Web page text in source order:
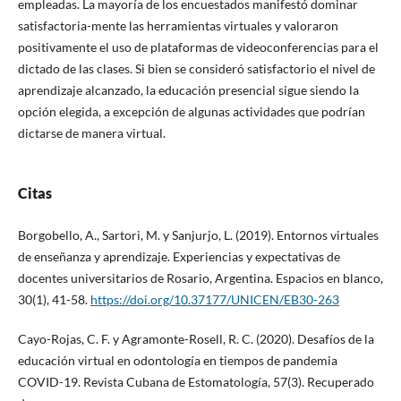
empleadas. La mayoría de los encuestados manifestó dominar
satisfactoria-mente las herramientas virtuales y valoraron
positivamente el uso de plataformas de videoconferencias para el
dictado de las clases. Si bien se consideró satisfactorio el nivel de
aprendizaje alcanzado, la educación presencial sigue siendo la
opción elegida, a excepción de algunas actividades que podrían
dictarse de manera virtual.
Citas
Borgobello, A., Sartori, M. y Sanjurjo, L. (2019). Entornos virtuales
de enseñanza y aprendizaje. Experiencias y expectativas de
docentes universitarios de Rosario, Argentina. Espacios en blanco,
30(1), 41-58. https://doi.org/10.37177/UNICEN/EB30-263
Cayo-Rojas, C. F. y Agramonte-Rosell, R. C. (2020). Desafíos de la
educación virtual en odontología en tiempos de pandemia
COVID-19. Revista Cubana de Estomatología, 57(3). Recuperado